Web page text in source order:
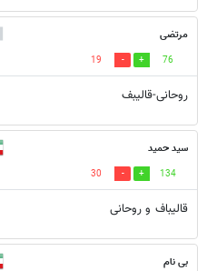
مرتضی
76
19
روحانی-قالیبف
سید حمید
134
30
قالیباف و روحانی
بی نام